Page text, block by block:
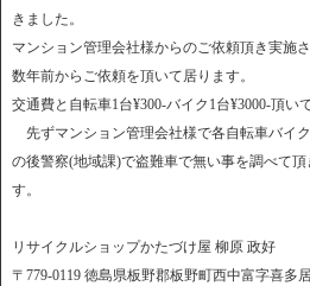
きました。
マンション管理会社様からのご依頼頂き実施
数年前からご依頼を頂いて居ります。
交通費と自転車1台¥300-バイク1台¥3000-頂い
先ずマンション管理会社様で各自転車バイ
の後警察(地域課)で盗難車で無い事を調べて
す。
リサイクルショップかたづけ屋 柳原 政好
〒779-0119 徳島県板野郡板野町西中富字喜多